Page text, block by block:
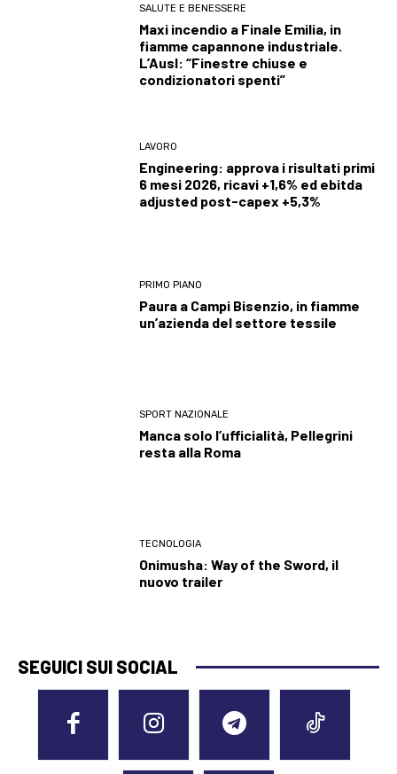
SALUTE E BENESSERE
Maxi incendio a Finale Emilia, in
fiamme capannone industriale.
L’Ausl: “Finestre chiuse e
condizionatori spenti”
LAVORO
Engineering: approva i risultati primi
6 mesi 2026, ricavi +1,6% ed ebitda
adjusted post-capex +5,3%
PRIMO PIANO
Paura a Campi Bisenzio, in fiamme
un’azienda del settore tessile
SPORT NAZIONALE
Manca solo l’ufficialità, Pellegrini
resta alla Roma
TECNOLOGIA
Onimusha: Way of the Sword, il
nuovo trailer
SEGUICI SUI SOCIAL